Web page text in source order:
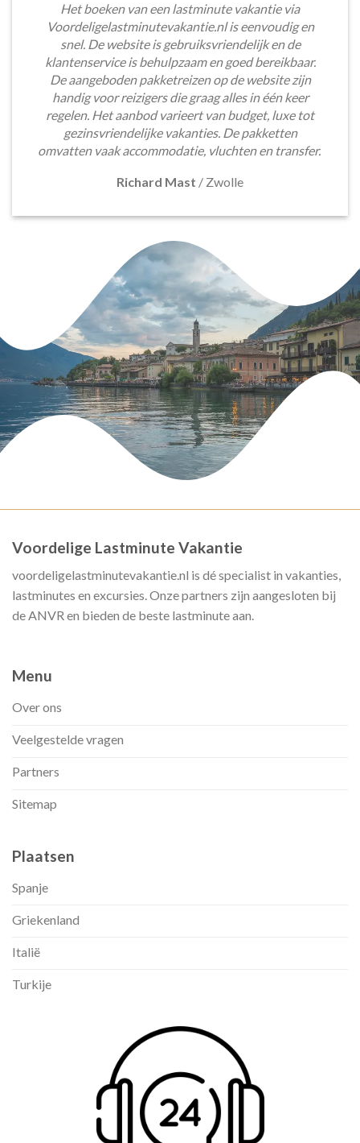
Het boeken van een lastminute vakantie via
Voordeligelastminutevakantie.nl is eenvoudig en
snel. De website is gebruiksvriendelijk en de
klantenservice is behulpzaam en goed bereikbaar.
De aangeboden pakketreizen op de website zijn
handig voor reizigers die graag alles in één keer
regelen. Het aanbod varieert van budget, luxe tot
gezinsvriendelijke vakanties. De pakketten
omvatten vaak accommodatie, vluchten en transfer.
Richard Mast / Zwolle
Voordelige Lastminute Vakantie
voordeligelastminutevakantie.nl is dé specialist in vakanties,
lastminutes en excursies. Onze partners zijn aangesloten bij
de ANVR en bieden de beste lastminute aan.
Menu
Over ons
Veelgestelde vragen
Partners
Sitemap
Plaatsen
Spanje
Griekenland
Italië
Turkije